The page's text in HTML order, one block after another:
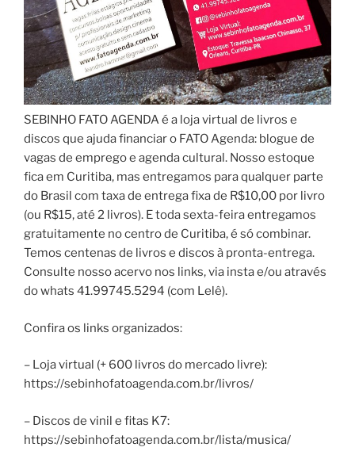
SEBINHO FATO AGENDA é a loja virtual de livros e
discos que ajuda financiar o FATO Agenda: blogue de
vagas de emprego e agenda cultural. Nosso estoque
fica em Curitiba, mas entregamos para qualquer parte
do Brasil com taxa de entrega fixa de R$10,00 por livro
(ou R$15, até 2 livros). E toda sexta-feira entregamos
gratuitamente no centro de Curitiba, é só combinar.
Temos centenas de livros e discos à pronta-entrega.
Consulte nosso acervo nos links, via insta e/ou através
do whats 41.99745.5294 (com Lelê).
Confira os links organizados:
– Loja virtual (+ 600 livros do mercado livre):
https://sebinhofatoagenda.com.br/livros/
– Discos de vinil e fitas K7:
https://sebinhofatoagenda.com.br/lista/musica/